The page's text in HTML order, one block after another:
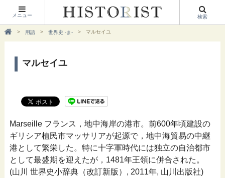
メニュー 検索
用語 世界史 -ま- マルセイユ
マルセイユ
Marseille フランス，地中海岸の港市。前600年頃建設の
ギリシア植民市マッサリアが起源で，地中海貿易の中継
港として繁栄した。特に十字軍時代には独立の自治都市
として最盛期を迎えたが，1481年王領に併合された。
(山川 世界史小辞典（改訂新版）, 2011年, 山川出版社)